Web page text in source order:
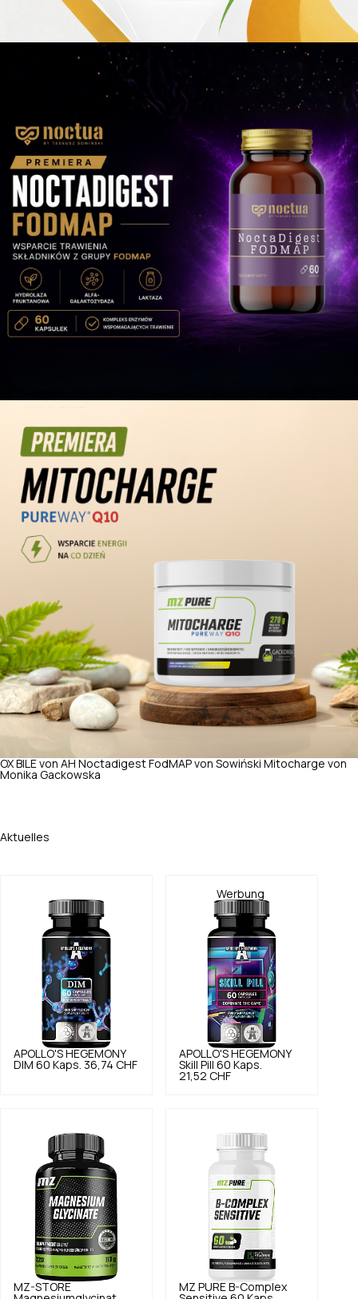
OX BILE von AH Noctadigest FodMAP von Sowiński Mitocharge von
Monika Gackowska
Aktuelles
APOLLO'S HEGEMONY
DIM 60 Kaps. 36,74 CHF
Werbung
APOLLO'S HEGEMONY
Skill Pill 60 Kaps.
21,52 CHF
MZ-STORE
MZ PURE B-Complex